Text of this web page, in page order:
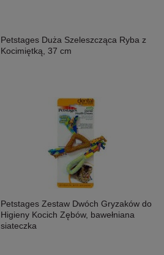
Petstages Duża Szeleszcząca Ryba z
Kocimiętką, 37 cm
Petstages Zestaw Dwóch Gryzaków do
Higieny Kocich Zębów, bawełniana
siateczka